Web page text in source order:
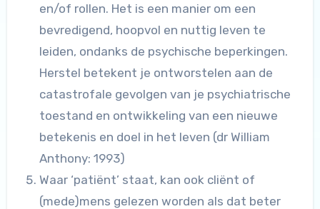
en/of rollen. Het is een manier om een
bevredigend, hoopvol en nuttig leven te
leiden, ondanks de psychische beperkingen.
Herstel betekent je ontworstelen aan de
catastrofale gevolgen van je psychiatrische
toestand en ontwikkeling van een nieuwe
betekenis en doel in het leven (dr William
Anthony: 1993)
Waar ‘patiënt’ staat, kan ook cliënt of
(mede)mens gelezen worden als dat beter